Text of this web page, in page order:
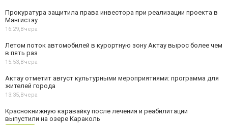
Прокуратура защитила права инвестора при реализации проекта в
Мангистау
16:29,Вчера
Летом поток автомобилей в курортную зону Актау вырос более чем
в пять раз
15:53,Вчера
Актау отметит август культурными мероприятиями: программа для
жителей города
13:35,Вчера
Краснокнижную каравайку после лечения и реабилитации
выпустили на озере Караколь